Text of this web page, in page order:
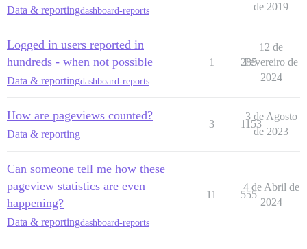
Data & reportingdashboard-reports
de 2019
Logged in users reported in
hundreds - when not possible
Data & reportingdashboard-reports
1 285
12 de
Fevereiro de
2024
How are pageviews counted?
Data & reporting
3 1153
3 de Agosto
de 2023
Can someone tell me how these
pageview statistics are even
happening?
Data & reportingdashboard-reports
11 555
4 de Abril de
2024